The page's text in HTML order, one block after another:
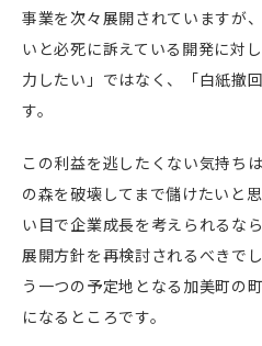
事業を次々展開されていますが
いと必死に訴えている開発に対
力したい」ではなく、「白紙撤
す。
この利益を逃したくない気持ち
の森を破壊してまで儲けたいと
い目で企業成長を考えられるな
展開方針を再検討されるべきで
う一つの予定地となる加美町の
になるところです。